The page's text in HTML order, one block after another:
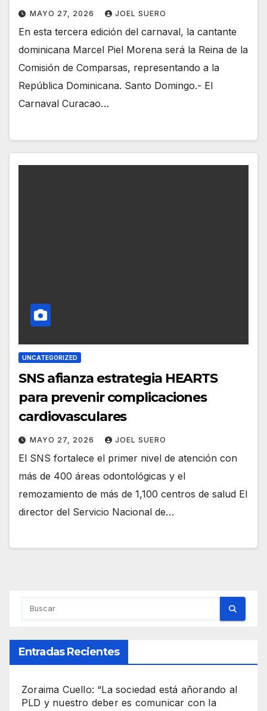
MAYO 27, 2026 JOEL SUERO
En esta tercera edición del carnaval, la cantante
dominicana Marcel Piel Morena será la Reina de la
Comisión de Comparsas, representando a la
República Dominicana. Santo Domingo.- El
Carnaval Curacao…
UNCATEGORIZED
SNS afianza estrategia HEARTS
para prevenir complicaciones
cardiovasculares
MAYO 27, 2026 JOEL SUERO
El SNS fortalece el primer nivel de atención con
más de 400 áreas odontológicas y el
remozamiento de más de 1,100 centros de salud El
director del Servicio Nacional de…
Entradas Recientes
Zoraima Cuello: “La sociedad está añorando al
PLD y nuestro deber es comunicar con la